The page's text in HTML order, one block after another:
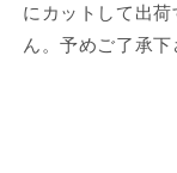
にカットして出
ん。予めご了承下